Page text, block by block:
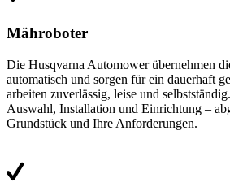
Mähroboter
Die Husqvarna Automower übernehmen
automatisch und sorgen für ein dauerhaft
arbeiten zuverlässig, leise und
Auswahl, Installation und Einrichtung –
Grundstück und Ihre Anforderungen.